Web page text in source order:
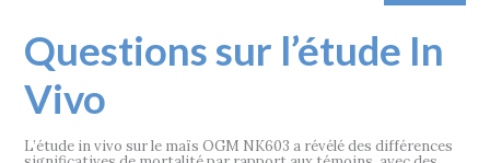
Questions sur l’étude In
Vivo
L’étude in vivo sur le maïs OGM NK603 a révélé des différences
sur
l’étude
Vivo